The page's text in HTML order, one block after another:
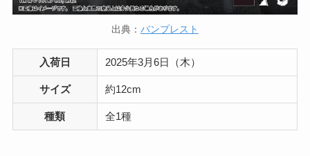
出典： バンプレスト
入荷日 2025年3月6日（木）
サイズ 約12cm
種類 全1種